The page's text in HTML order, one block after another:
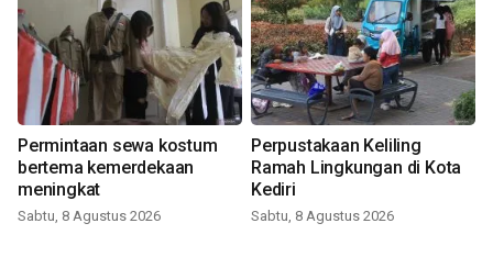
Permintaan sewa kostum
bertema kemerdekaan
meningkat
Sabtu, 8 Agustus 2026
Perpustakaan Keliling
Ramah Lingkungan di Kota
Kediri
Sabtu, 8 Agustus 2026